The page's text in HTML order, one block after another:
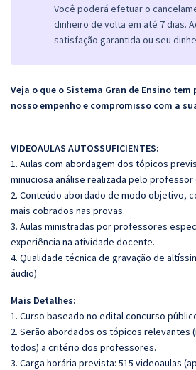
Você poderá efetuar o
dinheiro de volta em até 7 dias.
satisfação garantida ou seu
Veja o que o Sistema Gran de Ensino
nosso empenho e compromisso com a
VIDEOAULAS AUTOSSUFICIENTES:
1. Aulas com abordagem dos tópicos
minuciosa análise realizada pelo professor
2. Conteúdo abordado de modo objetivo,
mais cobrados nas provas.
3. Aulas ministradas por professores
experiência na atividade docente.
4. Qualidade técnica de gravação de
áudio)
Mais Detalhes:
1. Curso baseado no edital concurso público
2. Serão abordados os tópicos relevantes
todos) a critério dos professores.
3. Carga horária prevista: 515 videoaulas